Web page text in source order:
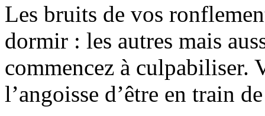
Les bruits de vos
dormir : les autres mais
commencez à culpabiliser.
l’angoisse d’être en train